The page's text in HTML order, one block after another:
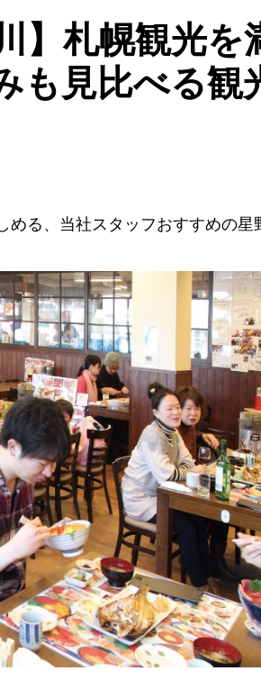
登別 洞爺
仁木 旭川
十勝 旭川
】札幌観光を
も見比べる観
る、当社スタッフおすすめの星